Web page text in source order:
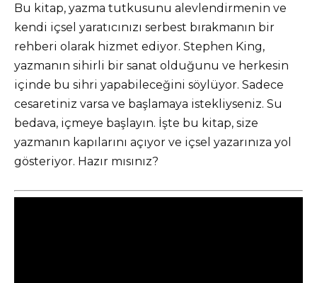
Bu kitap, yazma tutkusunu alevlendirmenin ve
kendi içsel yaratıcınızı serbest bırakmanın bir
rehberi olarak hizmet ediyor. Stephen King,
yazmanın sihirli bir sanat olduğunu ve herkesin
içinde bu sihri yapabileceğini söylüyor. Sadece
cesaretiniz varsa ve başlamaya istekliyseniz. Su
bedava, içmeye başlayın. İşte bu kitap, size
yazmanın kapılarını açıyor ve içsel yazarınıza yol
gösteriyor. Hazır mısınız?